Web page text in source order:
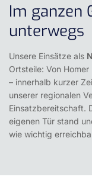
Im ganzen
unterwegs
Unsere Einsätze als
Ortsteile: Von
– innerhalb kurzer
unserer regionalen
Einsatzbereitschaft.
eigenen Tür stand
wie wichtig